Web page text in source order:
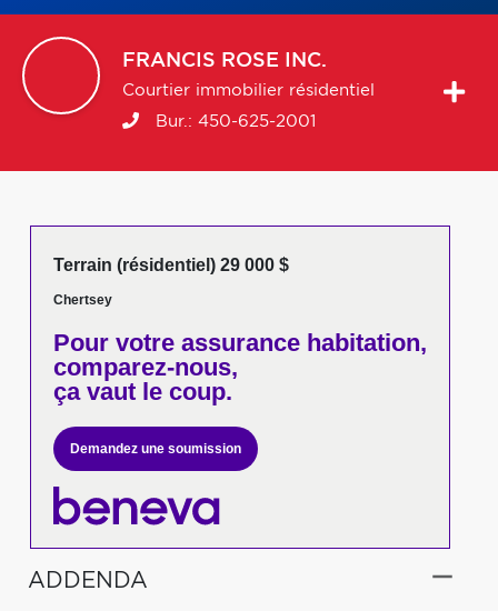
FRANCIS ROSE INC.
Courtier immobilier résidentiel
Bur.: 450-625-2001
Terrain (résidentiel) 29 000 $
Chertsey
Pour votreassurance habitation,
comparez-nous,
ça vaut le coup.
Demandez une soumission
ADDENDA